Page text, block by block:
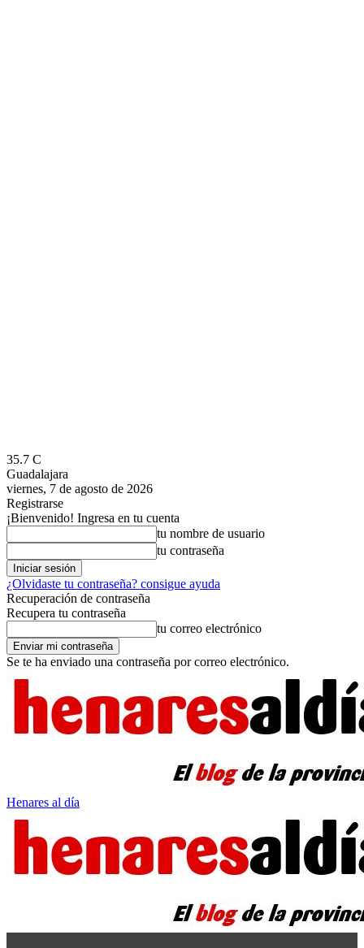
35.7 C
Guadalajara
viernes, 7 de agosto de 2026
Registrarse
¡Bienvenido! Ingresa en tu cuenta
tu nombre de usuario
tu contraseña
¿Olvidaste tu contraseña? consigue ayuda
Recuperación de contraseña
Recupera tu contraseña
tu correo electrónico
Se te ha enviado una contraseña por correo electrónico.
Henares al día